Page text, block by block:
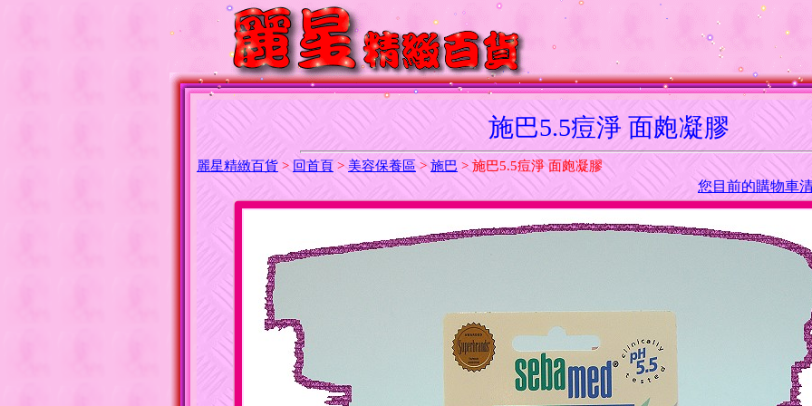
施巴5.5痘淨 面皰凝膠
麗星精緻百貨 > 回首頁 > 美容保養區 > 施巴 > 施巴5.5痘淨 面皰凝膠
您目前的購物車